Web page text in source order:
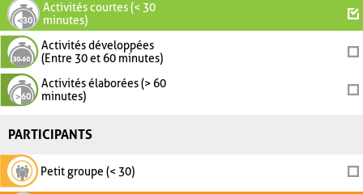
Activités courtes (< 30
minutes)
Activités développées
(Entre 30 et 60 minutes)
Activités élaborées (> 60
minutes)
PARTICIPANTS
Petit groupe (< 30)